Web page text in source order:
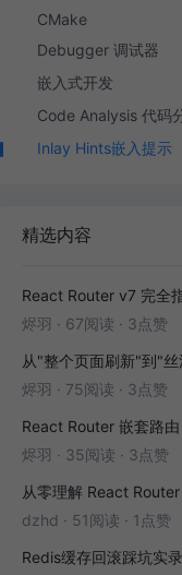
CMake
Debugger 调试器
嵌入式开发
Code Analysis 代码
Inlay Hints嵌入提示
精选内容
React Router v7 完全
烬羽 · 67阅读 · 3点赞
烬羽 · 75阅读 · 3点赞
React Router 嵌套路
烬羽 · 35阅读 · 3点赞
从零理解 React
dzhd · 51阅读 · 1点赞